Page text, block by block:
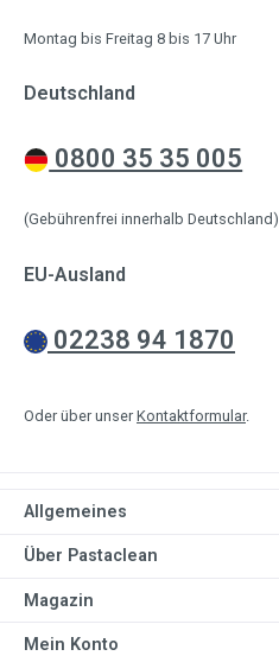
Montag bis Freitag 8 bis 17 Uhr
Deutschland
0800 35 35 005
(Gebührenfrei innerhalb Deutschland)
EU-Ausland
02238 94 1870
Oder über unser Kontaktformular.
Allgemeines
Über Pastaclean
Magazin
Mein Konto